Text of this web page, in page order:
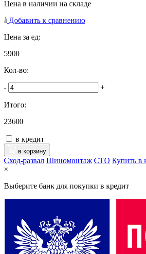
Цена в наличии на складе
Добавить к сравнению
Цена за ед:
5900
Кол-во:
- +
Итого:
23600
в кредит
в корзину
Сход-развал Шиномонтаж CTO Купить в
×
Выберите банк для покупки в кредит